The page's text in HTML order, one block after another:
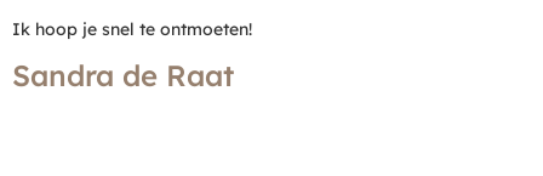
Ik hoop je snel te ontmoeten!
Sandra de Raat